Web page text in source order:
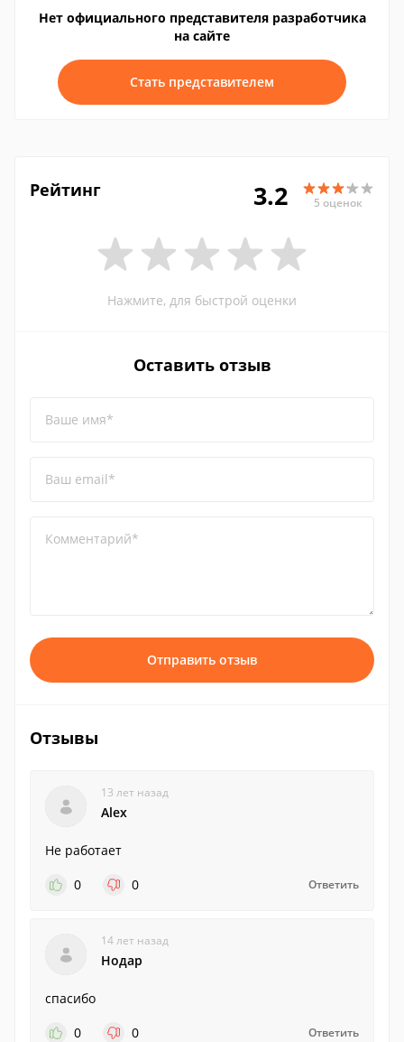
Нет официального представителя разработчика
на сайте
Стать представителем
Рейтинг 3.2 5 оценок
Нажмите, для быстрой оценки
Оставить отзыв
Ваше имя*
Ваш email*
Комментарий*
Отправить отзыв
Отзывы
13 лет назад
Alex
Не работает
0
0 Ответить
14 лет назад
Нодар
спасибо
0
0 Ответить